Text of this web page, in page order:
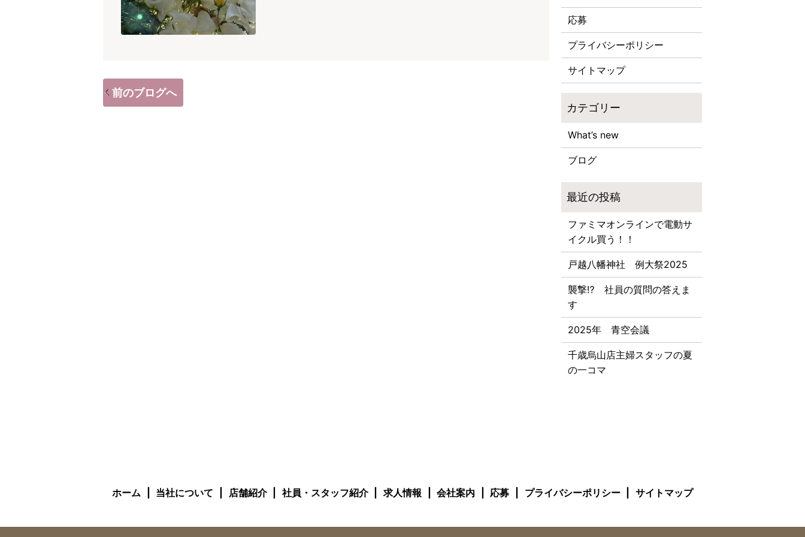
前のブログへ
応募
プライバシーポリシー
サイトマップ
What’s new
ブログ
ファミマオンラインで電動サ
イクル買う！！
戸越八幡神社 例大祭2025
襲撃⁉ 社員の質問の答えま
す
2025年 青空会議
千歳烏山店主婦スタッフの夏
の一コマ
ホーム 当社について 店舗紹介 社員・スタッフ紹介 求人情報 会社案内 応募 プライバシーポリシー サイトマップ